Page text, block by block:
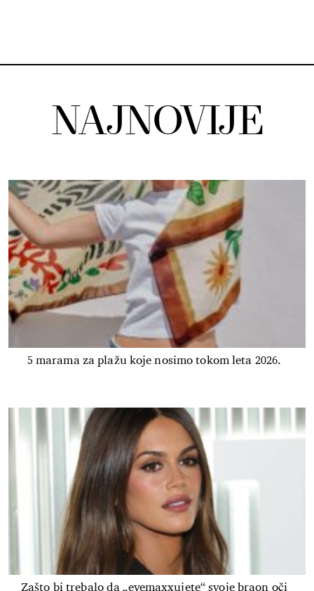
NAJNOVIJE
5 marama za plažu koje nosimo tokom leta 2026.
Zašto bi trebalo da „eyemaxxujete“ svoje braon oči